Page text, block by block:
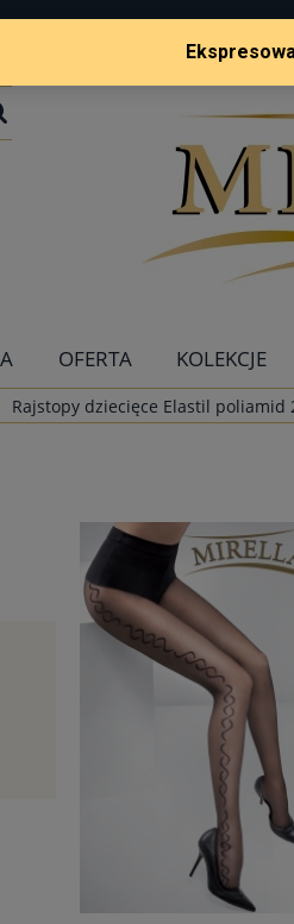
OFERTA KOLEKCJE
Rajstopy dziecięce Elastil